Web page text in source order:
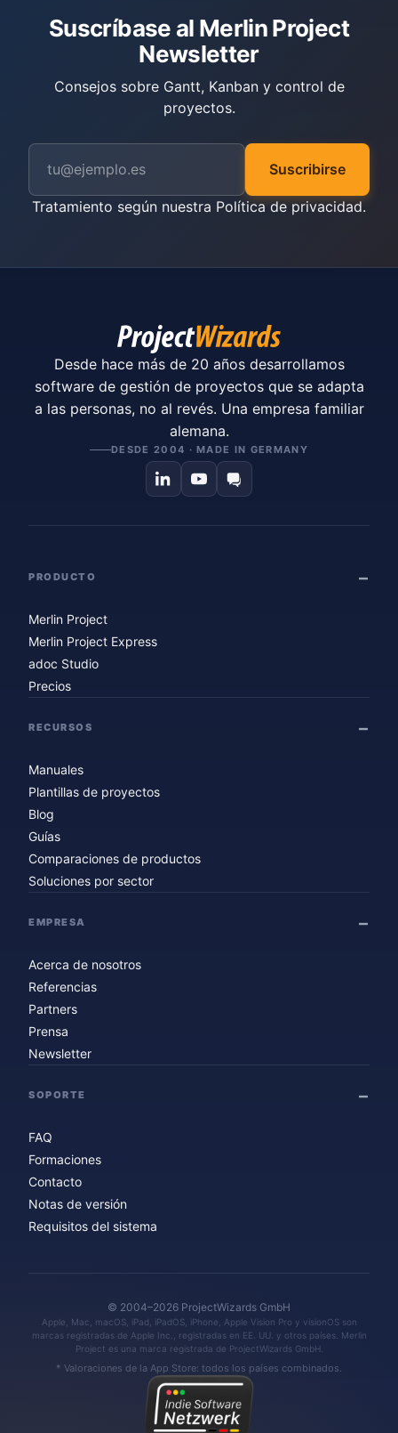
Suscríbase al Merlin Project
Newsletter
Consejos sobre Gantt, Kanban y control de
proyectos.
Suscribirse
Tratamiento según nuestra Política de privacidad.
Desde hace más de 20 años desarrollamos
software de gestión de proyectos que se adapta
a las personas, no al revés. Una empresa familiar
alemana.
DESDE 2004 · MADE IN GERMANY
PRODUCTO
Merlin Project
Merlin Project Express
adoc Studio
Precios
RECURSOS
Manuales
Plantillas de proyectos
Blog
Guías
Comparaciones de productos
Soluciones por sector
EMPRESA
Acerca de nosotros
Referencias
Partners
Prensa
Newsletter
SOPORTE
FAQ
Formaciones
Contacto
Notas de versión
Requisitos del sistema
© 2004–2026 ProjectWizards GmbH
Apple, Mac, macOS, iPad, iPadOS, iPhone, Apple Vision Pro y visionOS son
marcas registradas de Apple Inc., registradas en EE. UU. y otros países. Merlin
Project es una marca registrada de ProjectWizards GmbH.
* Valoraciones de la App Store: todos los países combinados.